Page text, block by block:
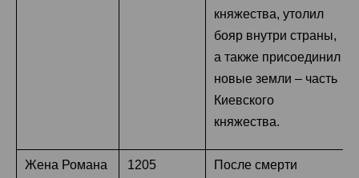
княжества, утолил
бояр внутри страны,
а также присоединил
новые земли – часть
Киевского
княжества.
Жена Романа
1205
После смерти